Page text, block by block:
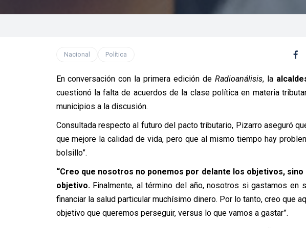
Nacional Política
En conversación con la primera edición de Radioanálisis, la
cuestionó la falta de acuerdos de la clase política en materia
municipios a la discusión.
Consultada respecto al futuro del pacto tributario, Pizarro aseguró
que mejore la calidad de vida, pero que al mismo tiempo hay
bolsillo”.
“Creo que nosotros no ponemos por delante los objetivos,
objetivo.Finalmente, al término del año, nosotros si gastamos en
financiar la salud particular muchísimo dinero. Por lo tanto, creo que
objetivo que queremos perseguir, versus lo que vamos a gastar”.